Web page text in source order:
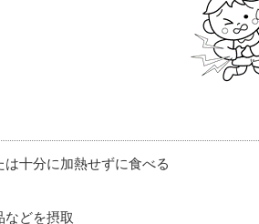
十分に加熱せずに食べる
などを摂取